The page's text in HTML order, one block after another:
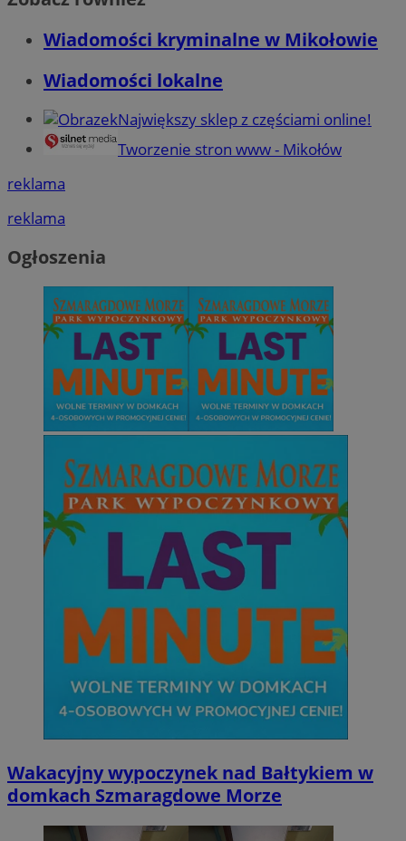
Wiadomości kryminalne w Mikołowie
Wiadomości lokalne
Największy sklep z częściami online!
Tworzenie stron www - Mikołów
reklama
reklama
Ogłoszenia
Wakacyjny wypoczynek nad Bałtykiem w
domkach Szmaragdowe Morze